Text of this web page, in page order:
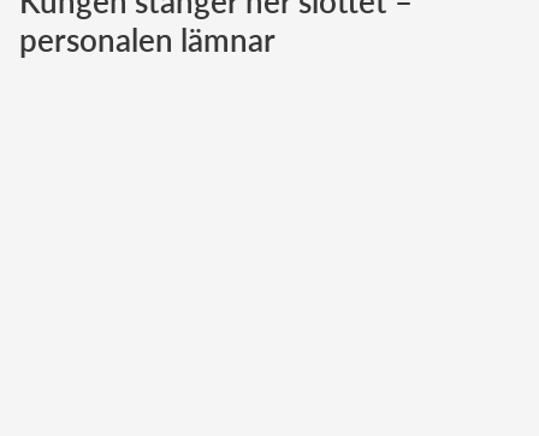
Norska kungahuset
personalen lämnar